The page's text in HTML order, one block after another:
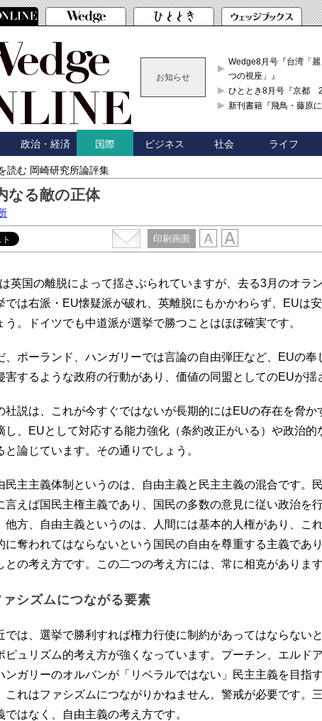
お知らせ
Wedge8月号『台湾「
つの視座」』
ひととき8月号『京都 2
新刊書籍『飛鳥・藤原
政治・経済 国際 ビジネス 社会 ライフ
読む 岡崎研究所論評集
なる敵の正体
印刷画面
英国の離脱によって揺さぶられていますが、去る3月のオラ
では右派・EU懐疑派が破れ、英離脱にもかかわらず、EUは
う。ドイツでも中道派が選挙で勝つことはほぼ確実です。
ポーランド、ハンガリーでは言論の自由弾圧など、EUの奉
害するような政府の行動があり、価値の同盟としてのEUが揺
説は、これが今すぐではないが長期的にはEUの存在を脅か
し、EUとして対応する能力強化（条約改正がいる）や政治的
と論じています。その通りでしょう。
主主義体制というのは、自由主義と民主主義の混合です。民
言えば国民主権主義であり、国民の多数の意見に従い政治を
他方、自由主義というのは、人間には基本的人権があり、こ
に奪われてはならないという国民の自由を尊重する主義であ
との考え方です。この二つの考え方には、常に相克があります
ァシズムにつながる要素
は、選挙で勝利すれば権力行使に制約があってはならない
ピュリズム的考え方が強くなっています。プーチン、エルド
ンガリーのオルバンが「リベラルではない」民主主義を目指
これはファシズムにつながりかねません。警戒が必要です。
ではなく、自由主義の考え方です。